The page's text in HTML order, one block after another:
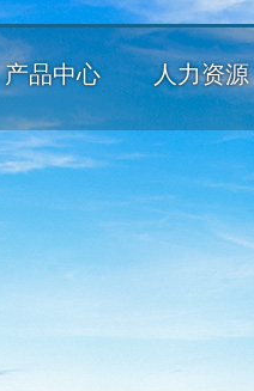
产品中心 人力资源